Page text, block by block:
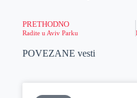
PRETHODNO
Radite u Aviv Parku
POVEZANE vesti